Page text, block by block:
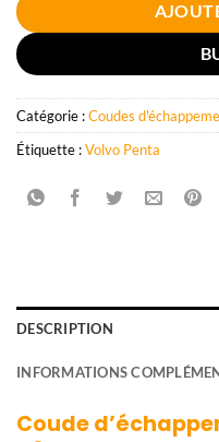
Catégorie :Coudes
Étiquette :Volvo Penta
DESCRIPTION
INFORMATIONS
Coude